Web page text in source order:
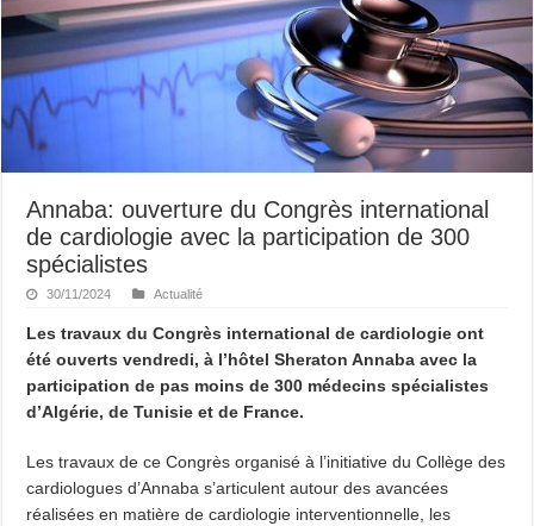
Annaba: ouverture du Congrès international
de cardiologie avec la participation de 300
spécialistes
30/11/2024 Actualité
Les travaux du Congrès international de cardiologie ont
été ouverts vendredi, à l’hôtel Sheraton Annaba avec la
participation de pas moins de 300 médecins spécialistes
d’Algérie, de Tunisie et de France.
Les travaux de ce Congrès organisé à l’initiative du Collège des
cardiologues d’Annaba s’articulent autour des avancées
réalisées en matière de cardiologie interventionnelle, les